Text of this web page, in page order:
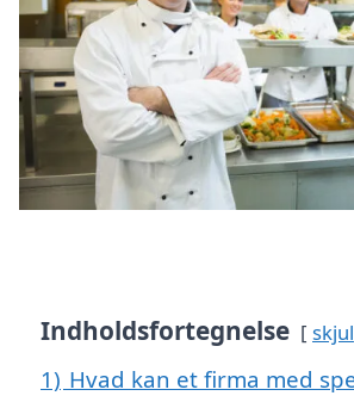
Indholdsfortegnelse skjul
1) Hvad kan et firma med